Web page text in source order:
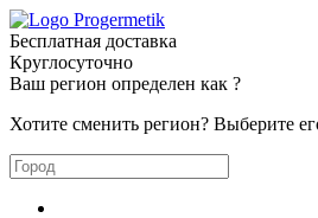
Бесплатная доставка
Круглосуточно
Ваш регион определен как ?
Хотите сменить регион? Выберите